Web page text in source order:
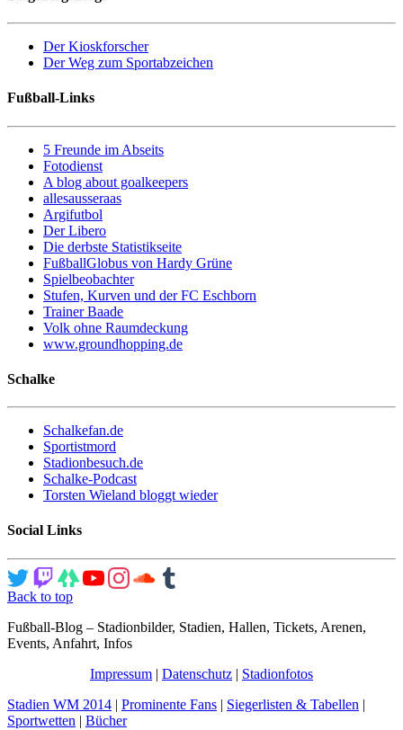
Der Kioskforscher
Der Weg zum Sportabzeichen
Fußball-Links
5 Freunde im Abseits
Fotodienst
A blog about goalkeepers
allesausseraas
Argifutbol
Der Libero
Die derbste Statistikseite
FußballGlobus von Hardy Grüne
Spielbeobachter
Stufen, Kurven und der FC Eschborn
Trainer Baade
Volk ohne Raumdeckung
www.groundhopping.de
Schalke
Schalkefan.de
Sportistmord
Stadionbesuch.de
Schalke-Podcast
Torsten Wieland bloggt wieder
Social Links
Back to top
Fußball-Blog – Stadionbilder, Stadien, Hallen, Tickets, Arenen,
Events, Anfahrt, Infos
Impressum | Datenschutz | Stadionfotos
Stadien WM 2014 | Prominente Fans | Siegerlisten & Tabellen |
Sportwetten | Bücher